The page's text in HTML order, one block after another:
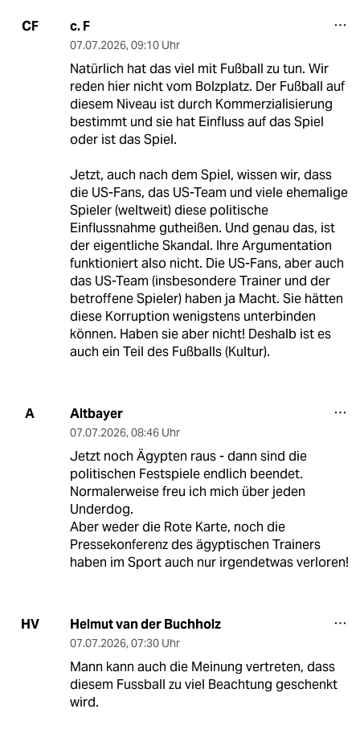
CF c. F
07.07.2026, 09:10 Uhr
Natürlich hat das viel mit Fußball zu tun. Wir
reden hier nicht vom Bolzplatz. Der Fußball auf
diesem Niveau ist durch Kommerzialisierung
bestimmt und sie hat Einfluss auf das Spiel
oder ist das Spiel.
Jetzt, auch nach dem Spiel, wissen wir, dass
die US-Fans, das US-Team und viele ehemalige
Spieler (weltweit) diese politische
Einflussnahme gutheißen. Und genau das, ist
der eigentliche Skandal. Ihre Argumentation
funktioniert also nicht. Die US-Fans, aber auch
das US-Team (insbesondere Trainer und der
betroffene Spieler) haben ja Macht. Sie hätten
diese Korruption wenigstens unterbinden
können. Haben sie aber nicht! Deshalb ist es
auch ein Teil des Fußballs (Kultur).
A Altbayer
07.07.2026, 08:46 Uhr
Jetzt noch Ägypten raus - dann sind die
politischen Festspiele endlich beendet.
Normalerweise freu ich mich über jeden
Underdog.
Aber weder die Rote Karte, noch die
Pressekonferenz des ägyptischen Trainers
haben im Sport auch nur irgendetwas verloren!
HV Helmut van der Buchholz
07.07.2026, 07:30 Uhr
Mann kann auch die Meinung vertreten, dass
diesem Fussball zu viel Beachtung geschenkt
wird.